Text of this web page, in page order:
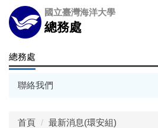
跳
到
主
內
國立臺灣海洋大學
總務處
總務處
聯絡我們
首頁 最新消息(環安組)